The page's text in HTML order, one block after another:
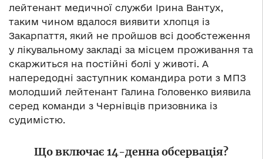
лейтенант медичної служби Ірина Вантух,
таким чином вдалося виявити хлопця із
Закарпаття, який не пройшов всі дообстеження
у лікувальному закладі за місцем проживання та
скаржиться на постійні болі у животі. А
напередодні заступник командира роти з МПЗ
молодший лейтенант Галина Головенко виявила
серед команди з Чернівців призовника із
судимістю.
Що включає 14-денна обсервація?